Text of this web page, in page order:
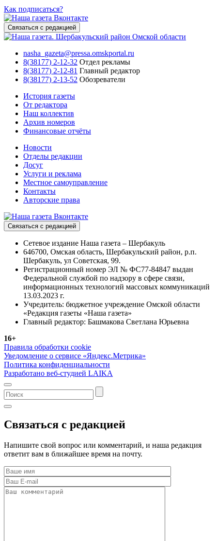
Как подписаться?
Связаться с редакцией
nasha_gazeta@pressa.omskportal.ru
8(38177) 2-12-32 Отдел рекламы
8(38177) 2-12-81 Главный редактор
8(38177) 2-13-52 Обозреватели
История газеты
От редактора
Наш коллектив
Архив номеров
Финансовые отчёты
Новости
Отделы редакции
Досуг
Услуги и реклама
Местное самоуправление
Контакты
Авторские права
Связаться с редакцией
Сетевое издание Наша газета – Шербакуль
646700, Омская область, Шербакульский район, р.п.
Шербакуль, ул Советская, 99.
Регистрационный номер ЭЛ № ФС77-84847 выдан
Федеральной службой по надзору в сфере связи,
информационных технологий массовых коммуникаций
13.03.2023 г.
Учредитель: бюджетное учреждение Омской области
«Редакция газеты «Наша газета»
Главный редактор: Башмакова Светлана Юрьевна
16+
Правила обработки cookie
Уведомление о сервисе «Яндекс.Метрика»
Политика конфиденциальности
Разработано веб-студией LAIKA
Связаться с редакцией
Напишите свой вопрос или комментарий, и наша редакция
ответит вам в ближайшее время на почту.